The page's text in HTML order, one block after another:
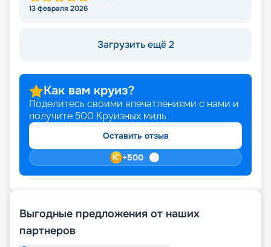
13 февраля 2026
Загрузить ещё 2
Как вам круиз?
Поделитесь своими впечатлениями с нами и
получите 500 Круизных миль
Оставить отзыв
+500
Выгодные предложения от наших
партнеров